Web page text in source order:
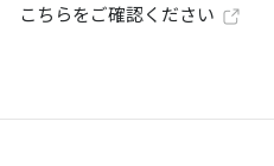
こちらをご確認ください